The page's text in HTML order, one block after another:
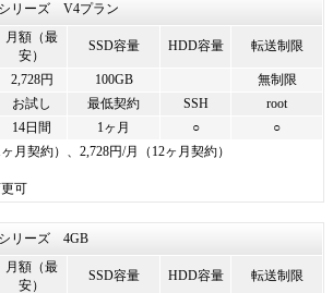
リーズ V4プラン
月額（最
安）
SSD容量 HDD容量 転送制限
2,728円 100GB
無制限
お試し 最低契約 SSH
root
14日間 1ヶ月 ○
○
月契約）、2,728円/月（12ヶ月契約）
可
リーズ 4GB
月額（最
安）
SSD容量 HDD容量 転送制限